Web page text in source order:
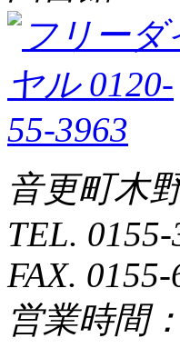
音更町木
TEL.
FAX.
営業時間